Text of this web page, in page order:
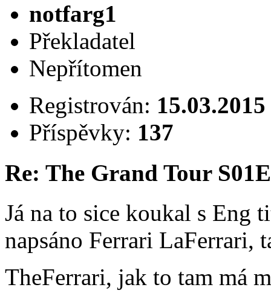
notfarg1
Překladatel
Nepřítomen
Registrován: 15.03.2015
Příspěvky: 137
Re: The Grand Tour
Já na to sice koukal s Eng
napsáno Ferrari LaFerrari,
TheFerrari, jak to tam má